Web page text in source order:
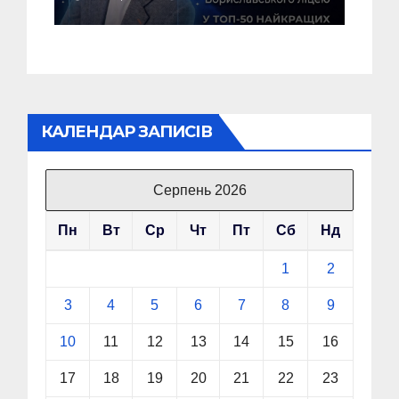
найкращих педагогів
України!
КАЛЕНДАР ЗАПИСІВ
Серпень 2026
Пн Вт Ср Чт Пт Сб Нд
1 2
3 4 5 6 7 8 9
10 11 12 13 14 15 16
17 18 19 20 21 22 23